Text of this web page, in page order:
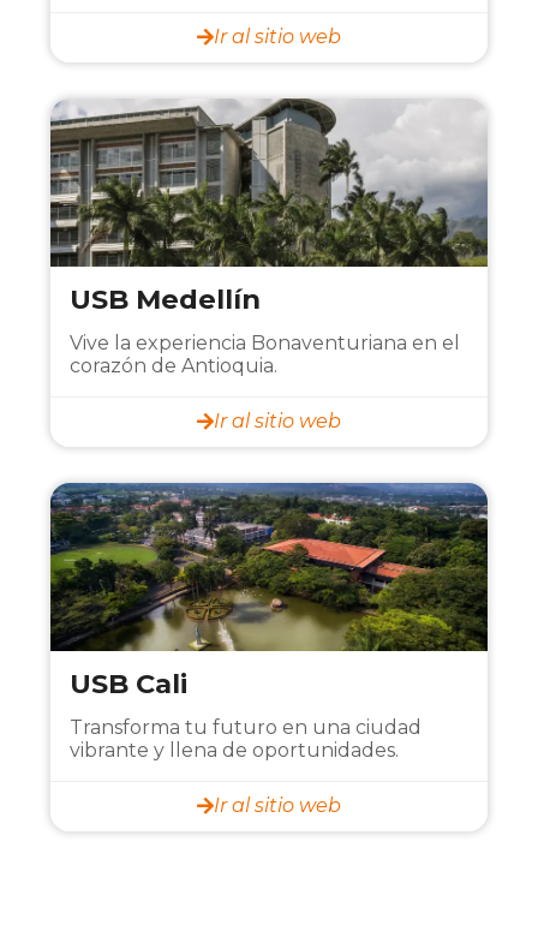
Ir al sitio web
USB Medellín
Vive la experiencia Bonaventuriana en el
corazón de Antioquia.
Ir al sitio web
USB Cali
Transforma tu futuro en una ciudad
vibrante y llena de oportunidades.
Ir al sitio web